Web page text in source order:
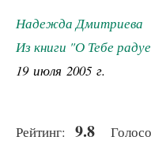
Надежда Дмитриева
Из книги "О Тебе
19 июля 2005 г.
Рейтинг: 9.8